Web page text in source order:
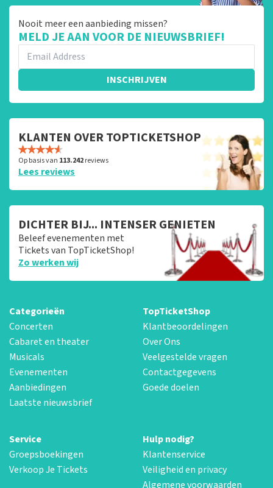
Nooit meer een aanbieding missen?
MELD JE AAN VOOR DE NIEUWSBRIEF!
INSCHRIJVEN
KLANTEN OVER TOPTICKETSHOP
Op basis van 113.242reviews
Lees reviews
DICHTER BIJ... INTENSER GENIETEN
Beleef evenementen met
Tickets van TopTicketShop!
Zo werken wij
Categorieën
Concerten
Cabaret en theater
Musicals
Evenementen
Aanbiedingen
Laatste nieuwsbrief
TopTicketShop
Klantbeoordelingen
Over Ons
Veelgestelde vragen
Contactgegevens
Goede doelen
Service
Groepsboekingen
Verkoop Je Tickets
Hulp nodig?
Klantenservice
Veiligheid en privacy
Algemene voorwaarden